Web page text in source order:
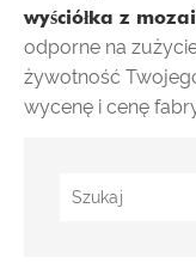
wyściółka z
odporne na
żywotność
wycenę i cenę